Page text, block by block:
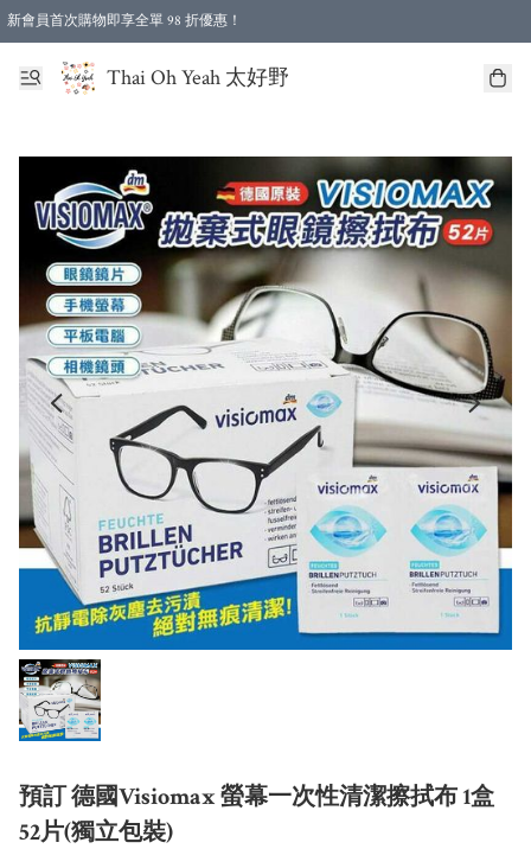
新會員首次購物即享全單 98 折優惠！
特選會員可享全單低至 96 折優惠！
Thai Oh Yeah 太好野
預訂 德國Visiomax 螢幕一次性清潔擦拭布 1盒
52片(獨立包裝)